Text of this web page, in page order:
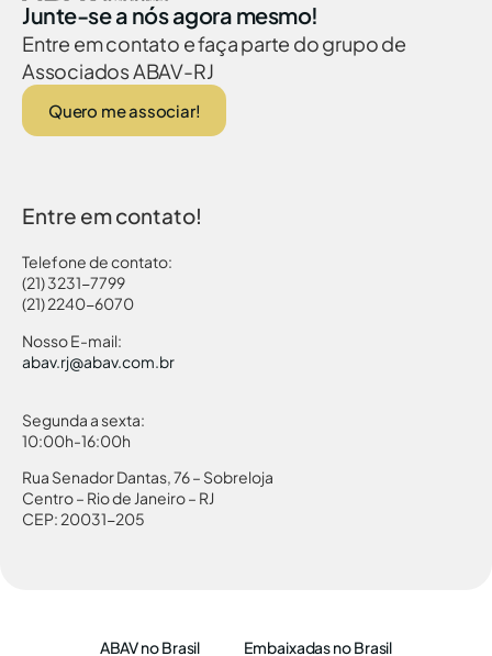
Junte-se a nós agora mesmo!
Entre em contato e faça parte do grupo de
Associados ABAV-RJ
Quero me associar!
Entre em contato!
Telefone de contato:
(21) 3231-7799
(21) 2240-6070
Nosso E-mail:
abav.rj@abav.com.br
Segunda a sexta:
10:00h-16:00h
Rua Senador Dantas, 76 – Sobreloja
Centro – Rio de Janeiro – RJ
CEP: 20031-205
ABAV no Brasil Embaixadas no Brasil